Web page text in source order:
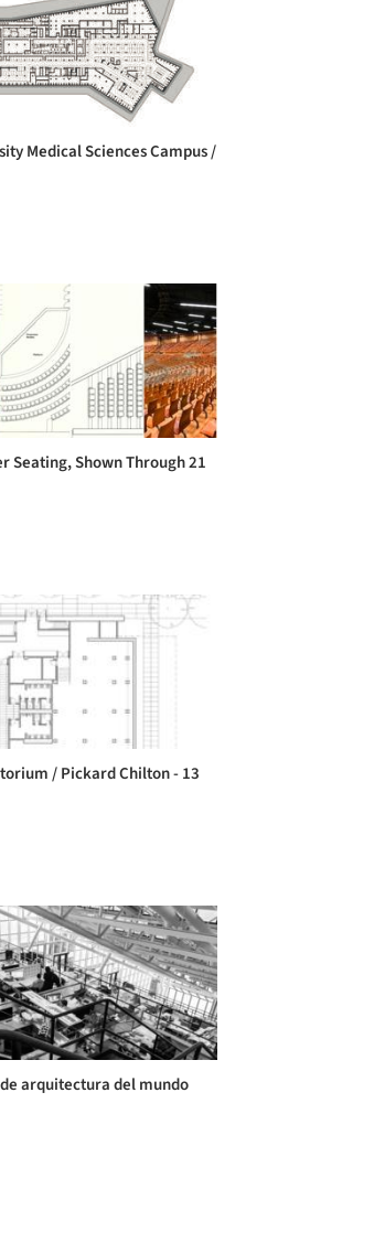
Medical Sciences Campus /
Seating, Shown Through 21
/ Pickard Chilton - 13
arquitectura del mundo